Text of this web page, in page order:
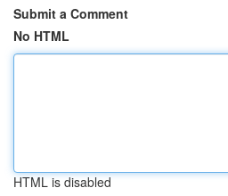
Submit a Comment
No HTML
HTML is disabled